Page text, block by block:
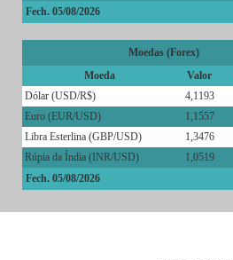
Fech. 05/08/2026
Moedas (Forex)
Moeda
Valor
Dólar (USD/R$)
4,1193
Euro (EUR/USD)
1,1557
Libra Esterlina (GBP/USD)
1,3476
Rúpia da Índia (INR/USD)
1,0519
Fech. 05/08/2026